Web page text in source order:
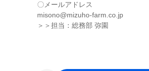
〇メールアドレス
misono@mizuho-farm.co.jp
＞＞担当：総務部 弥園